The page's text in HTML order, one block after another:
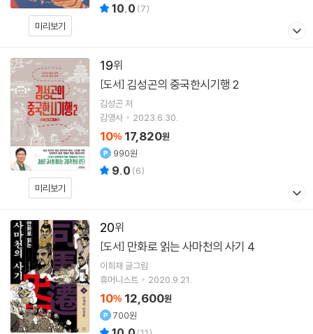
미리보기
10.0 (7)
19
미리보기
[도서] 김성곤의 중국한시기행 2
김성곤저
김영사
2023.6.30.
10% 17,820원
990원
9.0 (6)
20
[도서] 만화로 읽는 사마천의 사기 4
이희재 글그림
휴머니스트
2020.9.21.
10% 12,600원
700원